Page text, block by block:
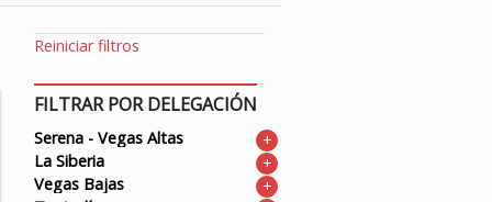
Reiniciar filtros
FILTRAR POR DELEGACIÓN